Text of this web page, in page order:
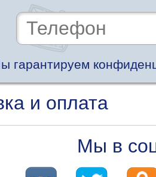
гарантируем
и оплата
Мы в